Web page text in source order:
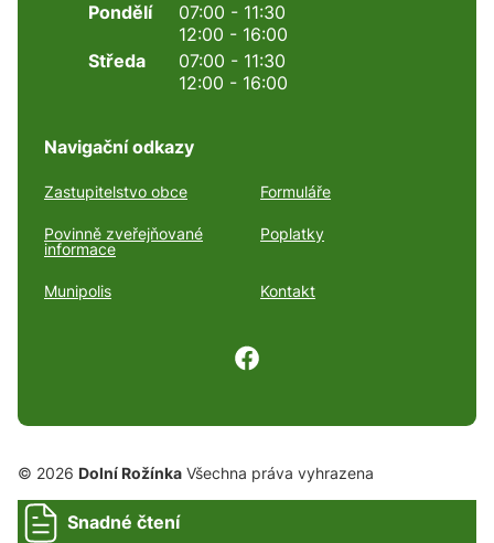
Pondělí
07:00 - 11:30
12:00 - 16:00
Středa
07:00 - 11:30
12:00 - 16:00
Navigační odkazy
Zastupitelstvo obce Formuláře
Povinně zveřejňované
informace
Poplatky
Munipolis Kontakt
© 2026 Dolní Rožínka Všechna práva vyhrazena
Snadné čtení